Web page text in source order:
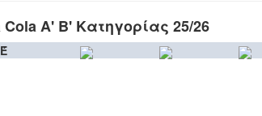
Α' Β' Κατηγορίας 25/26
Έ